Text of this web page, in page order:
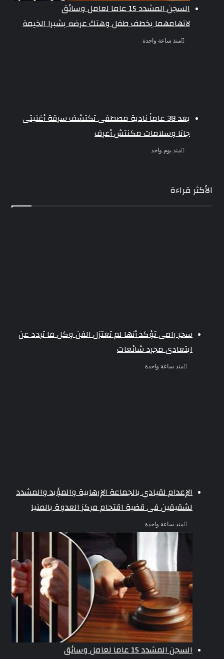
السجن المشدد 15 عاما لعامل وسائق
لاتهامهما بخطف طفل وهتك عرضه بشبرا الخيمة
منذ ساعة واحدة
بعد 38 عاماً نادية مصطفى تكتشف سرقة أغنيتى
جانا وسلامات مكنتش أعرف
منذ يوم واحد
الأكثر قراءة
سحر رامى تؤكد أنها لم تعتزل الفن وكل ما تردد عن
ابتعادى مجرد شائعات
منذ ساعة واحدة
الإعدام لقيادي بالجماعة الإرهابية والمؤبد والمشدد
لشقيقين فى قضية اقتحام مركز العدوة بالمنيا
منذ ساعة واحدة
السجن المشدد 15 عاما لعامل وسائق